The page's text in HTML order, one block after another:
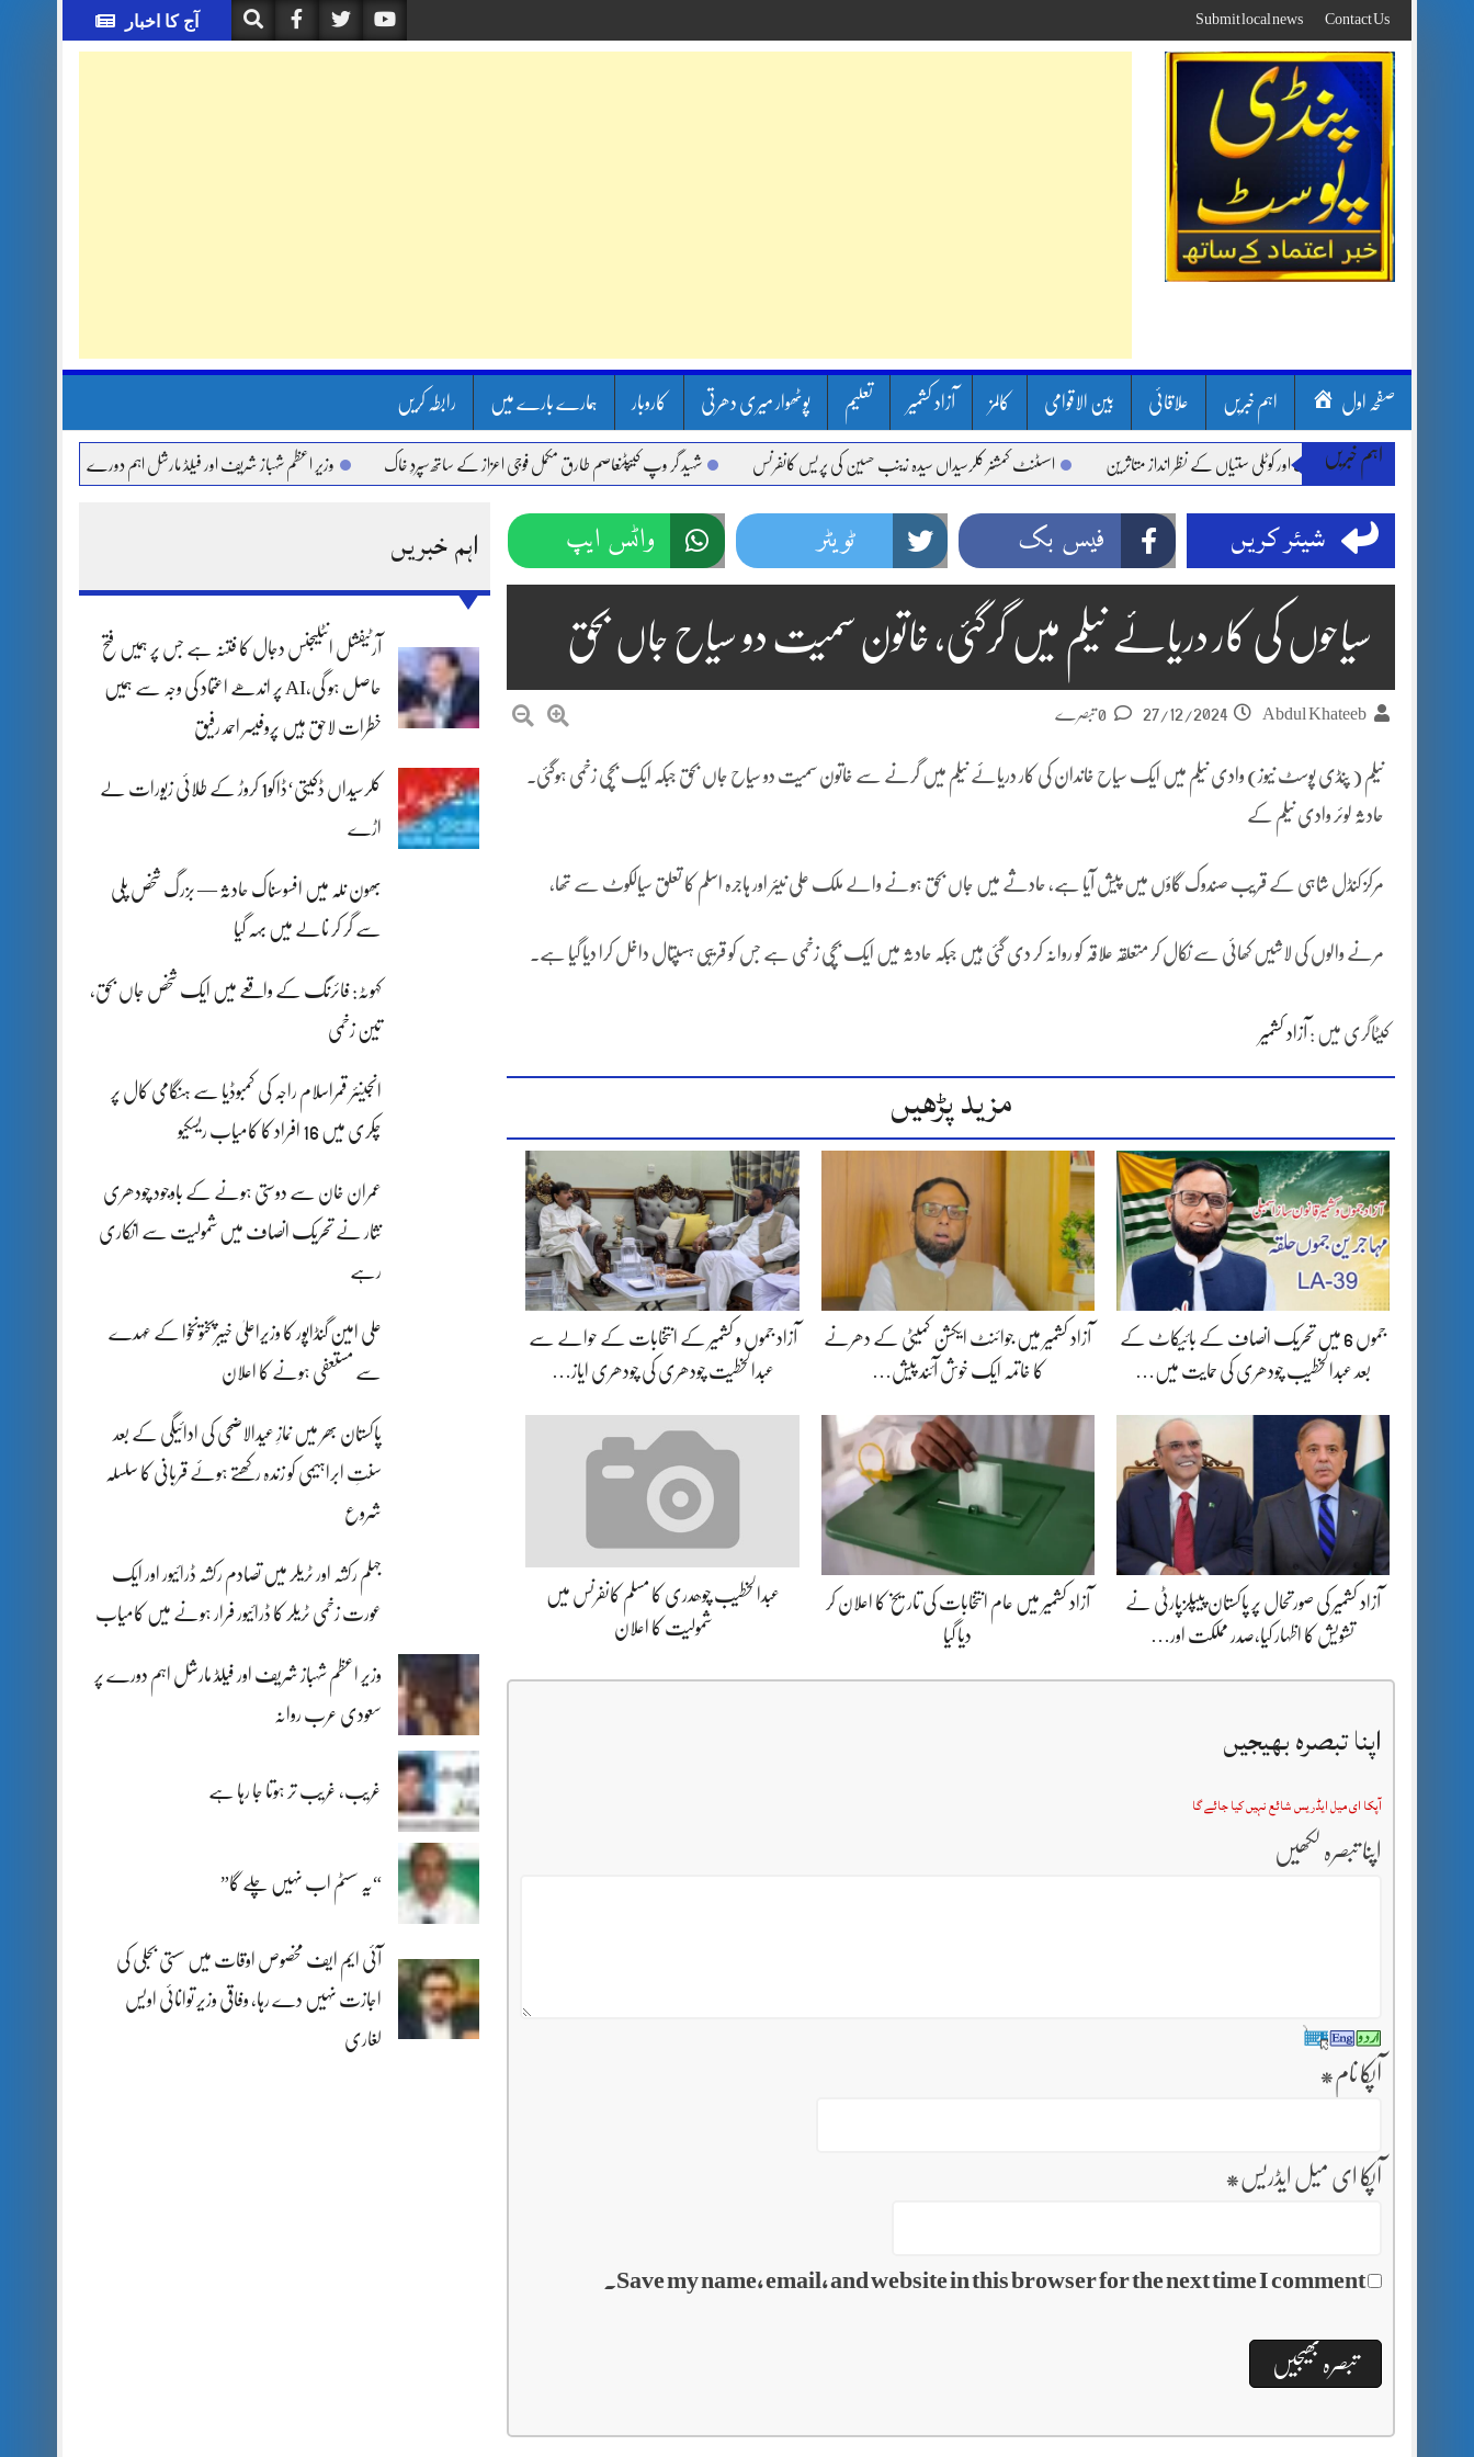
to
content
آج کا اخبار Contact Us
Submit local news
صفحہ اول اہم خبریں علاقائی بین الاقوامی کالمز آزاد کشمیر تعلیم پوٹھوار میری دھرتی کاروبار ہمارے بارے میں رابطہ کریں
اہم خبریں
بارشیں، لینڈ سلائیڈنگ اور کوٹلی ستیاں کے نظر انداز متاثرین اسسٹنٹ کمشنر کلرسیداں سیدہ زینب حسین کی پریس کانفرنس شہید گر وپ کیپٹنعاصم طارق مکمل فوجی اعزاز کے ساتھ سپردِ خاک وزیر اعظم شہباز شریف اور فیلڈ مارشل اہم دورے پر سعودی عرب روانہ
اہم خبریں
آرٹیفشل انٹلیجنس دجال کا فتنہ ہے جس پر ہمیں فتح
حاصل ہو گی،AI پر اندھے اعتماد کی وجہ سے ہمیں
خطرات لاحق ہیں پروفیسر احمد رفیق
کلرسیداں ڈکیتی‘ڈاکو1 کروڑ کے طلائی زیورات لے
اڑے
بھون نلہ میں افسوسناک حادثہ — بزرگ شخص پلی
سے گر کر نالے میں بہہ گیا
کہوٹہ: فائرنگ کے واقعے میں ایک شخص جاں بحق،
تین زخمی
انجینئر قمراسلام راجہ کی کمبوڈیا سے ہنگامی کال پر
چکری میں 16 افراد کا کامیاب ریسکیو
عمران خان سے دوستی ہونے کے باوجود چودھری
نثار نے تحریک انصاف میں شمولیت سے انکاری
رہے
علی امین گنڈاپور کا وزیراعلیٰ خیبرپختونخوا کے عہدے
سے مستعفی ہونے کا اعلان
پاکستان بھر میں نمازِ عیدالاضحی کی ادائیگی کے بعد
سنتِ ابراہیمی کو زندہ رکھتے ہوئے قربانی کا سلسلہ
شروع
جہلم رکشہ اور ٹریلر میں تصادم رکشہ ڈرائیور اور ایک
عورت زخمی ٹریلر کا ڈرائیور فرار ہونے میں کامیاب
وزیر اعظم شہباز شریف اور فیلڈ مارشل اہم دورے پر
سعودی عرب روانہ
غریب، غریب تر ہوتا جا رہا ہے
“یہ سسٹم اب نہیں چلے گا”
آئی ایم ایف مخصوص اوقات میں سستی بجلی کی
اجازت نہیں دے رہا، وفاقی وزیر توانائی اویس
لغاری
شیئر کریں فیس بک ٹویٹر واٹس ایپ
سیاحوں کی کار دریائے نیلم میں گرگئی، خاتون سمیت دو سیاح جاں بحق
Abdul Khateeb
27/12/2024
نیلم ( پنڈی پوسٹ نیوز) وادی نیلم میں ایک سیاح خاندان کی کار دریائے نیلم میں گرنے سے خاتون سمیت دو سیاح جاں بحق جبکہ ایک بچی زخمی ہوگئی۔
حادثہ لوئر وادی نیلم کے
مرکز کنڈل شاہی کے قریب صندوک گاؤں میں پیش آیا ہے، حادثے میں جاں بحق ہونے والے ملک علی نیئر اور ہاجرہ اسلم کا تعلق سیالکوٹ سے تھا،
مرنے والوں کی لاشیں کھائی سے نکال کر متعلقہ علاقہ کو روانہ کر دی گئی ہیں جبکہ حادثہ میں ایک بچی زخمی ہے جس کو قریبی ہسپتال داخل کرا دیا گیا ہے۔
کیٹاگری میں : آزاد کشمیر
مزید پڑھیں
جموں 6 میں تحریک انصاف کے بائیکاٹ کے
بعد عبدالخطیب چودھری کی حمایت میں…
آزاد کشمیر میں جوائنٹ ایکشن کمیٹی کے دھرنے
کا خاتمہ ایک خوش آئند پیش…
آزاد جموں و کشمیر کے انتخابات کے حوالے سے
عبدالخطیت چودھری کی چودھری ایاز…
آزاد کشمیر کی صورتحال پر پاکستان پیپلزپارٹی نے
تشویش کا اظہار کیا،صدر مملکت اور…
آزاد کشمیر میں عام انتخابات کی تاریخ کا اعلان کر
دیا گیا
عبدالخطیب چوھدری کا مسلم کانفرنس میں
شمولیت کا اعلان
اپنا تبصرہ بھیجیں
آپکا ای میل ایڈریس شائع نہیں کیا جائے گا
اپنا تبصرہ لکھیں
آپکا نام *
آپکا ای میل ایڈریس *
Save my name, email, and website in this browser for the next time I comment.